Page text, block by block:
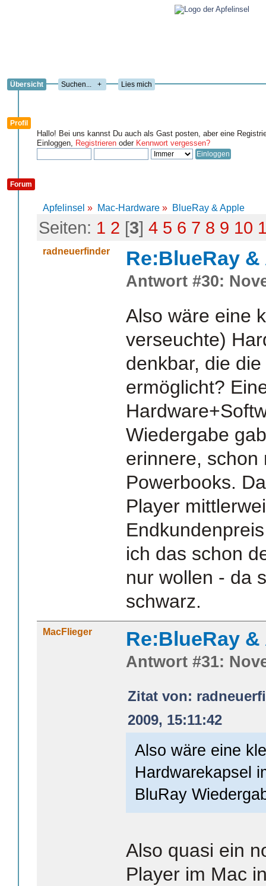
Übersicht + Lies mich
Profil
Hallo! Bei uns kannst Du auch als Gast posten, aber eine
Einloggen, Registrieren oder Kennwort vergessen?
Forum
Apfelinsel » Mac-Hardware » BlueRay & Apple
Seiten: 1 2 [3] 4 5 6 7 8 9 10
radneuerfinder Re:BlueRay
Antwort #30:
Also wäre eine
verseuchte)
denkbar, die
ermöglicht?
Wiedergabe
erinnere, schon
Powerbooks.
Player
ich das schon
nur wollen - da
schwarz.
MacFlieger Re:BlueRay
Antwort #31:
Zitat von:
2009, 15:11:42
Also wäre eine
Hardwarekapsel
BluRay
Also quasi ein
Player im Mac